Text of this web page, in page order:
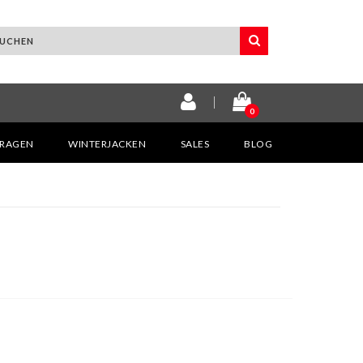
0
WINTERJACKEN SALES BLOG